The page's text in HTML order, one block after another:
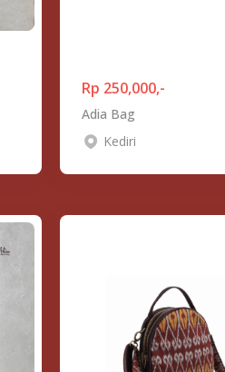
Rp 250,000,-
Adia Bag
Kediri